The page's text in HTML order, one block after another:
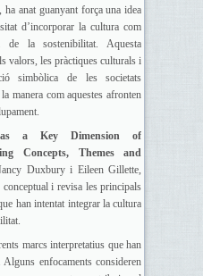
anat guanyant força una idea
d’incorporar la cultura com
de la sostenibilitat. Aquesta
valors, les pràctiques culturals i
simbòlica de les societats
manera com aquestes afronten
a Key Dimension of
Concepts, Themes and
Duxbury i Eileen Gillette,
conceptual i revisa les principals
han intentat integrar la cultura
marcs interpretatius que han
Alguns enfocaments consideren